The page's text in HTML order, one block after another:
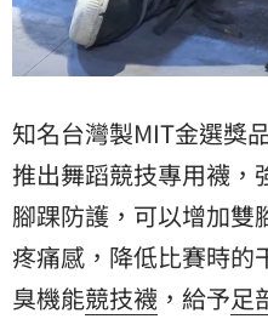
知名台灣製MIT金選獎
推出舞蹈競技專用襪，
腳踝防護，可以增加雙
疼痛感，降低比賽時的
臭機能競技襪 ，給予足